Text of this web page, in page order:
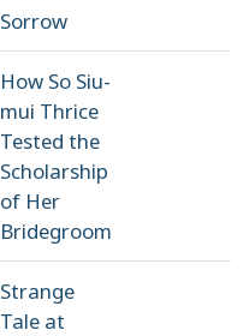
Sorrow
How So Siu-
mui Thrice
Tested the
Scholarship
of Her
Bridegroom
Strange
Tale at